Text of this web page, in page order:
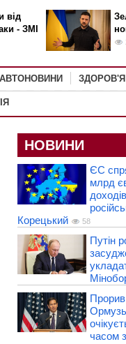
від
- ЗМІ
АВТОНОВИНИ ЗДОРОВ'Я
НОВИНИ
ЄС
млрд
Корецький
58
Путін
часом